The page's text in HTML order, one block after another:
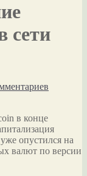
сети
в конце
опустился на
валют по версии